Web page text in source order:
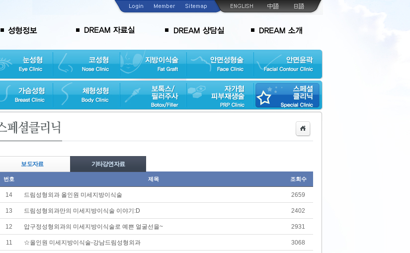
보도자료 기타강연자료
번호 제목 조회수
14 드림성형외과 올인원 미세지방이식술 2659
13 드림성형외과만의 미세지방이식술 이야기:D 2402
12 압구정성형외과의 미세지방이식술로 예쁜 얼굴선을~ 2931
11 ☆올인원 미세지방이식술-강남드림성형외과 3068